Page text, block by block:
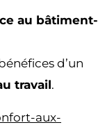
au bâtiment-
d’un
travail.
aux-